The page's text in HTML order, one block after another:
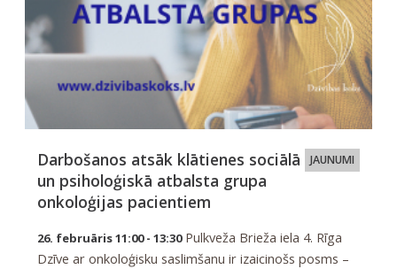
JAUNUMI
Darbošanos atsāk klātienes sociālā
un psiholoģiskā atbalsta grupa
onkoloģijas pacientiem
26. februāris 11:00 - 13:30Pulkveža Brieža iela 4. Rīga
Dzīve ar onkoloģisku saslimšanu ir izaicinošs posms –